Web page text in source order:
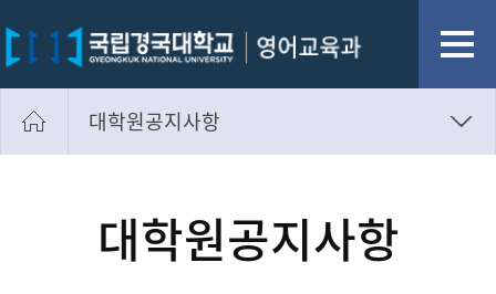
대학원공지사항
대학원공지사항
채용구인
대학원공지사항